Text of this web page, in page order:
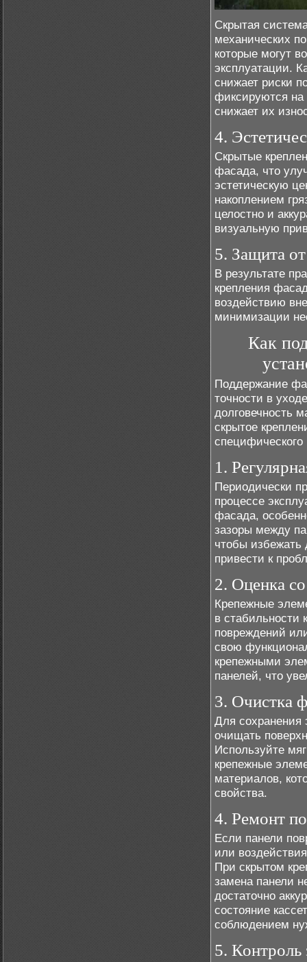
Скрытая
механических
которые могут
эксплуатации.
снижает риски
фиксируются на
снижает их
4.
Скрытые
фасада, что
эстетическую
накоплением
целостно и
визуальную
5. Защита
В результате
крепления
воздействию
минимизации
Как
Поддержание
точности в
долговечность
скрытое
1.
Периодически
процессе
фасада,
зазоры между
чтобы
привести к
2. Оценка
Крепежные
в стабильности
повреждений
свою
крепежными
панелей, что
3. Очистка
Для сохранения
очищать
Используйте
крепежные
материалов,
свойства.
4. Ремонт
Если панели
или
При скрытом
замена панели
достаточно
состояние
соблюдением
5. Контроль